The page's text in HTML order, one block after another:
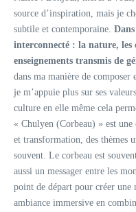
source d’inspiration, mais je
subtile et contemporaine.
interconnecté : la nature, les
enseignements transmis de
dans ma manière de composer
je m’appuie plus sur ses
culture en elle même cela
« Chulyen (Corbeau) » est
et transformation, des thèmes
souvent. Le corbeau est
aussi un messager entre les
point de départ pour créer une
ambiance immersive en